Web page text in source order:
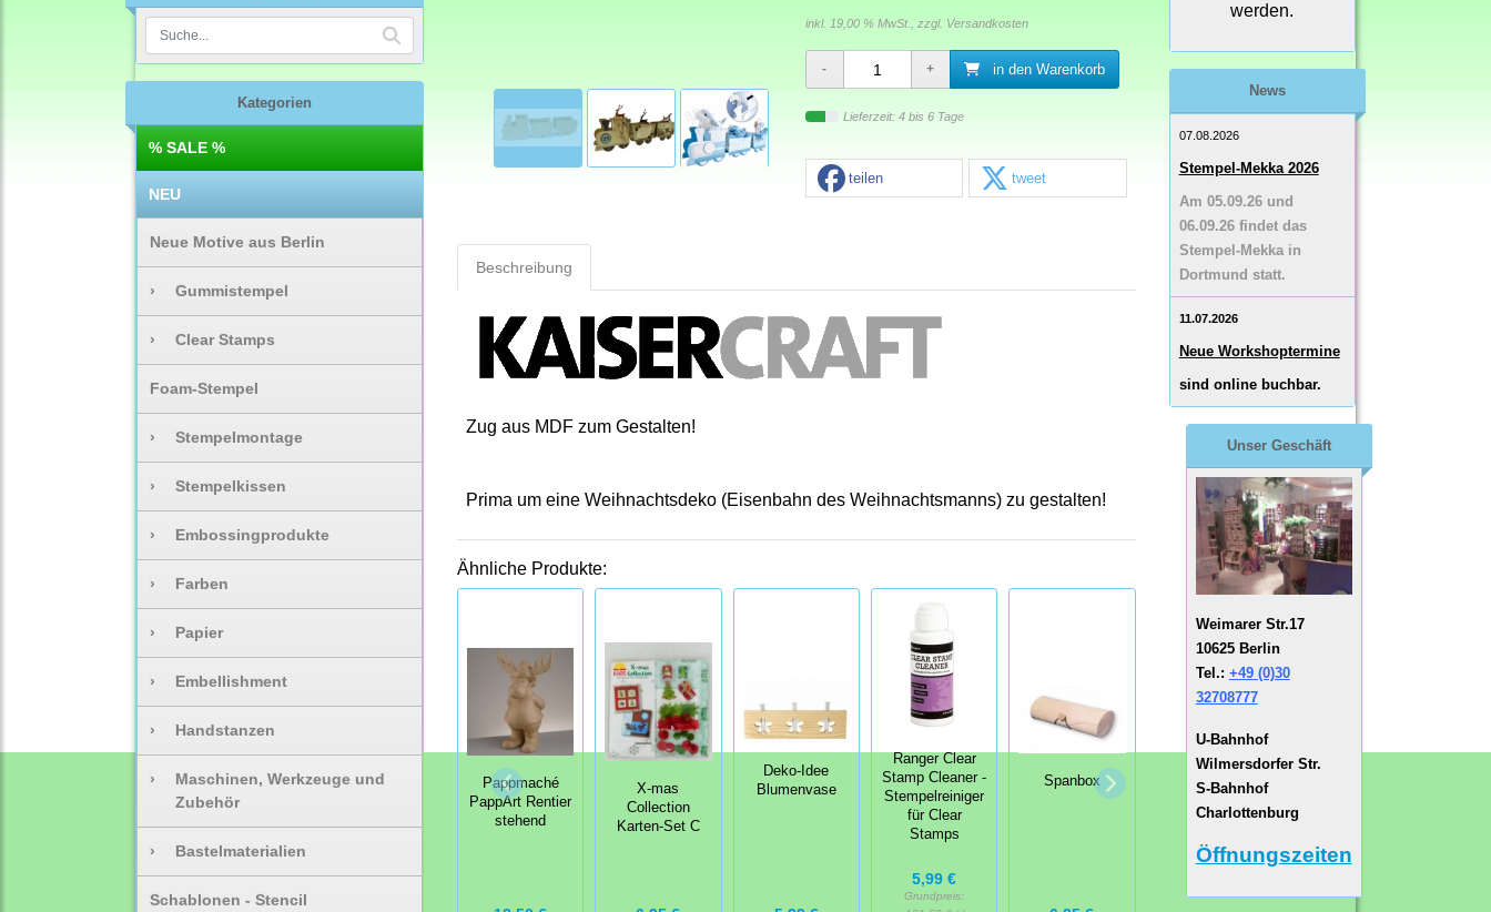
Kategorien
% SALE %
NEU
Neue Motive aus Berlin
› Gummistempel
› Clear Stamps
Foam-Stempel
› Stempelmontage
› Stempelkissen
› Embossingprodukte
› Farben
› Papier
› Embellishment
› Handstanzen
›
Maschinen, Werkzeuge und
Zubehör
› Bastelmaterialien
Schablonen - Stencil
inkl. 19,00 % MwSt., zzgl. Versandkosten
in den Warenkorb
Lieferzeit: 4 bis 6 Tage
teilen tweet
Beschreibung
Zug aus MDF zum Gestalten!
Prima um eine Weihnachtsdeko (Eisenbahn des Weihnachtsmanns) zu gestalten!
Ähnliche Produkte:
Pappmaché
PappArt Rentier
stehend
X-mas
Collection
Karten-Set C
Deko-Idee
Blumenvase
Ranger Clear
Stamp Cleaner -
Stempelreiniger
für Clear
Stamps
5,99 €
Grundpreis:
Spanbox
Pappmaché
sitzend
werden.
News
07.08.2026
Stempel-Mekka 2026
Am 05.09.26 und
06.09.26 findet das
Stempel-Mekka in
Dortmund statt.
11.07.2026
Neue Workshoptermine
sind online buchbar.
Unser Geschäft
Weimarer Str.17
10625 Berlin
Tel.: +49 (0)30
32708777
U-Bahnhof
Wilmersdorfer Str.
S-Bahnhof
Charlottenburg
Öffnungszeiten